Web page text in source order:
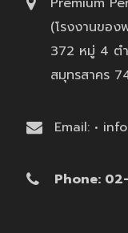
(โรงงานของ
372 หมู่ 4 ต
สมุทรสาคร
Email: •
Phone: